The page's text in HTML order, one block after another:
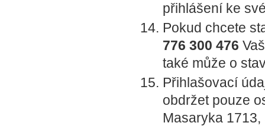
přihlášení ke
Pokud chcete
776 300 476
také může o
Přihlašovací
obdržet pouze
Masaryka 1713,